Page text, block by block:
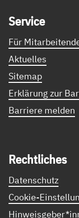
Ser­vice
Für
Aktuelles
Sitemap
Erklärung zur
Barriere melden
Recht­li­ches
Datenschutz
Cookie-